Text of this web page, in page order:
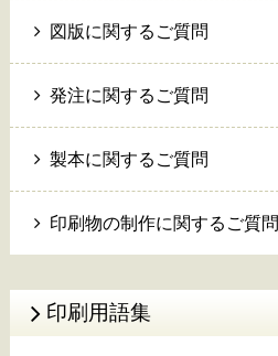
図版に関するご質問
発注に関するご質問
製本に関するご質問
印刷物の制作に関するご質問
印刷用語集